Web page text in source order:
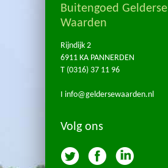
Buitengoed Gelderse
Waarden
Rijndijk 2
6911 KA PANNERDEN
T (0316) 37 11 96
I info@geldersewaarden.nl
Volg ons